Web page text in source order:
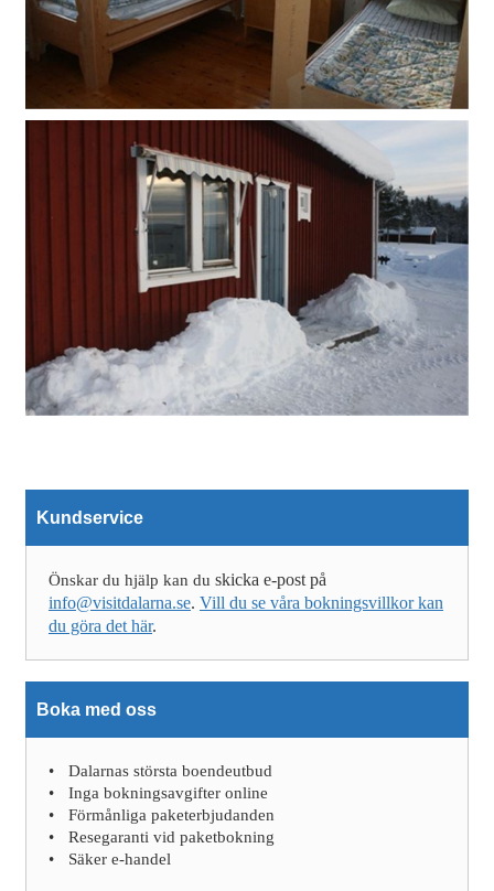
Kundservice
Önskar du hjälp kan du skicka e-post på
info@visitdalarna.se. Vill du se våra bokningsvillkor kan
du göra det här.
Boka med oss
Dalarnas största boendeutbud
Inga bokningsavgifter online
Förmånliga paketerbjudanden
Resegaranti vid paketbokning
Säker e-handel